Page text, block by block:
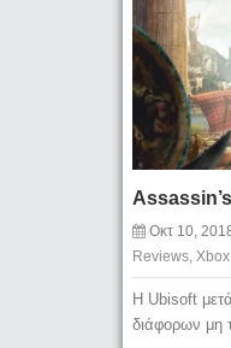
Οκτ 10,
Reviews
Η Ubisoft
διάφορων μη